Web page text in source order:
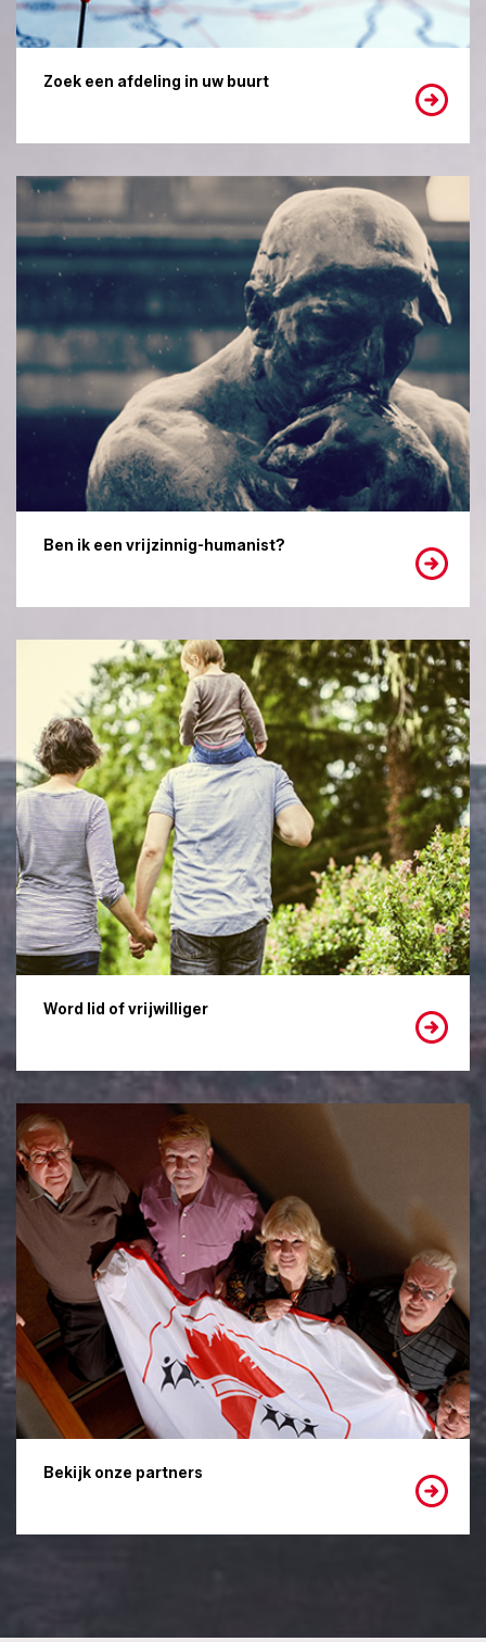
Zoek een afdeling in uw buurt
Ben ik een vrijzinnig-humanist?
Word lid of vrijwilliger
Bekijk onze partners